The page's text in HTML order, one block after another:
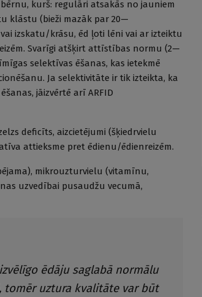
kurš: regulāri atsakās no jauniem
klāstu (bieži mazāk par 20—
izskatu/krāsu, ēd ļoti lēni vai ar izteiktu
Svarīgi atšķirt attīstības normu (2—
selektīvas ēšanas, kas ietekmē
Ja selektivitāte ir tik izteikta, ka
jāizvērtē arī ARFID
deficīts, aizcietējumi (šķiedrvielu
attieksme pret ēdienu/ēdienreizēm.
mikro­uzturvielu (vitamīnu,
uzvedībai pusaudžu vecumā,
ēdāju saglabā normālu
tomēr uztura kvalitāte var būt